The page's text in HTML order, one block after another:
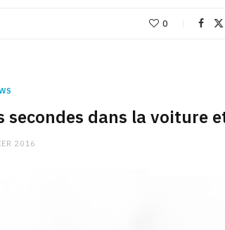
0
secondes dans la voiture
2016